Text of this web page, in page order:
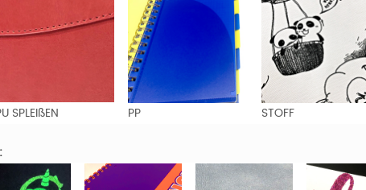
SPLEIßEN PP STOFF